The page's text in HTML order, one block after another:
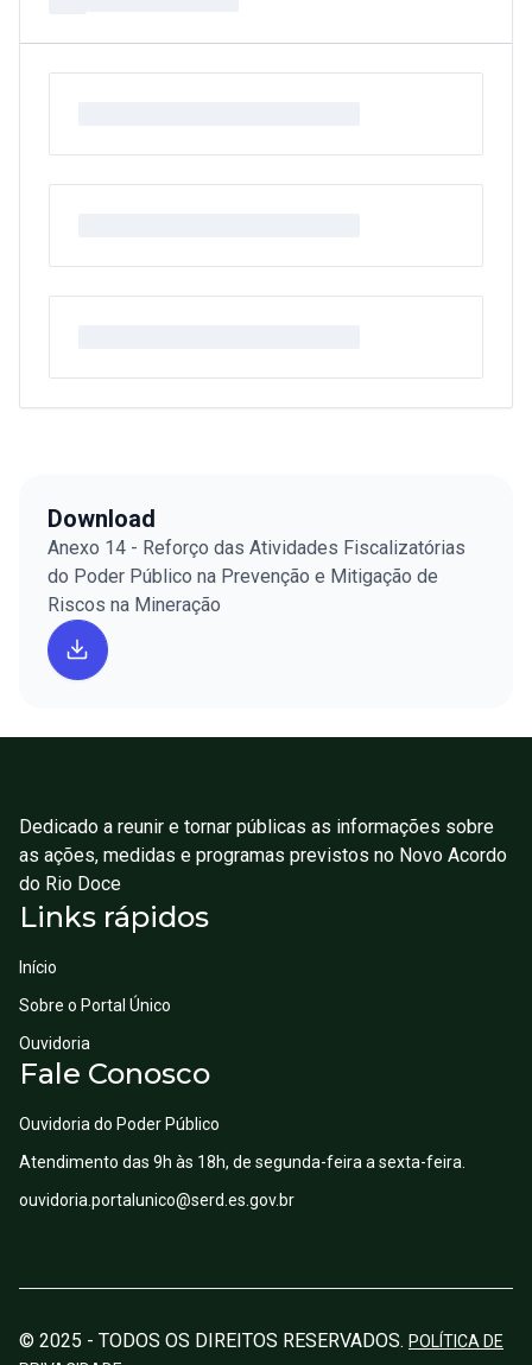
Download
Anexo 14 - Reforço das Atividades Fiscalizatórias
do Poder Público na Prevenção e Mitigação de
Riscos na Mineração
Dedicado a reunir e tornar públicas as informações sobre
as ações, medidas e programas previstos no Novo Acordo
do Rio Doce
Links rápidos
Início
Sobre o Portal Único
Ouvidoria
Fale Conosco
Ouvidoria do Poder Público
Atendimento das 9h às 18h, de segunda-feira a sexta-feira.
ouvidoria.portalunico@serd.es.gov.br
© 2025 - TODOS OS DIREITOS RESERVADOS. POLÍTICA DE